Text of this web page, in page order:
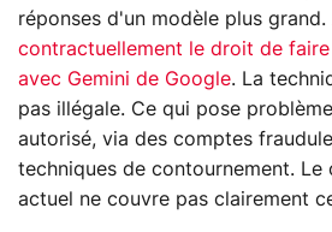
réponses d'un modèle plus grand.
contractuellement le droit de
avec Gemini de Google. La
pas illégale. Ce qui pose
autorisé, via des comptes
techniques de contournement. Le
actuel ne couvre pas clairement